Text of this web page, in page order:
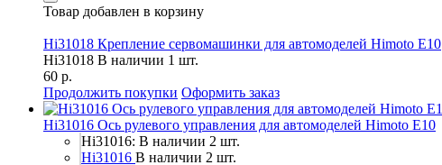
Товар добавлен в корзину
Hi31018 Крепление сервомашинки для автомоделей Himoto E10
Hi31018 В наличии 1 шт.
60 р.
Продолжить покупки Оформить заказ
Hi31016 Ось рулевого управления для автомоделей Himoto E10
Hi31016: В наличии 2 шт.
Hi31016 В наличии 2 шт.